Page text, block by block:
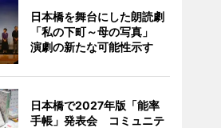
日本橋を舞台にした朗読劇
「私の下町～母の写真」
演劇の新たな可能性示す
日本橋で2027年版「能率
手帳」発表会 コミュニテ